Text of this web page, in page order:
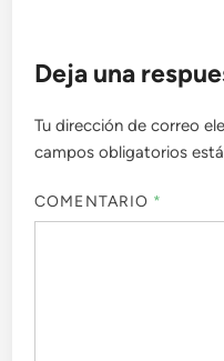
Deja una
Tu dirección de correo
campos obligatorios
COMENTARIO *